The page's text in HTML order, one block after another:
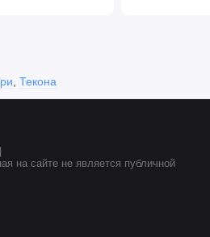
Текона
на сайте не является публичной